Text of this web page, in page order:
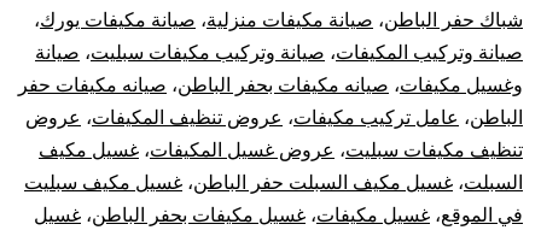
شباك حفر الباطن، صيانة مكيفات منزلية، صيانة مكيفات يورك،
صيانة وتركيب المكيفات، صيانة وتركيب مكيفات سبليت، صيانة
وغسيل مكيفات، صيانه مكيفات بحفر الباطن، صيانه مكيفات حفر
الباطن، عامل تركيب مكيفات، عروض تنظيف المكيفات، عروض
تنظيف مكيفات سبليت، عروض غسيل المكيفات، غسيل مكيف
السبلت، غسيل مكيف السبلت حفر الباطن، غسيل مكيف سبليت
في الموقع، غسيل مكيفات، غسيل مكيفات بحفر الباطن، غسيل